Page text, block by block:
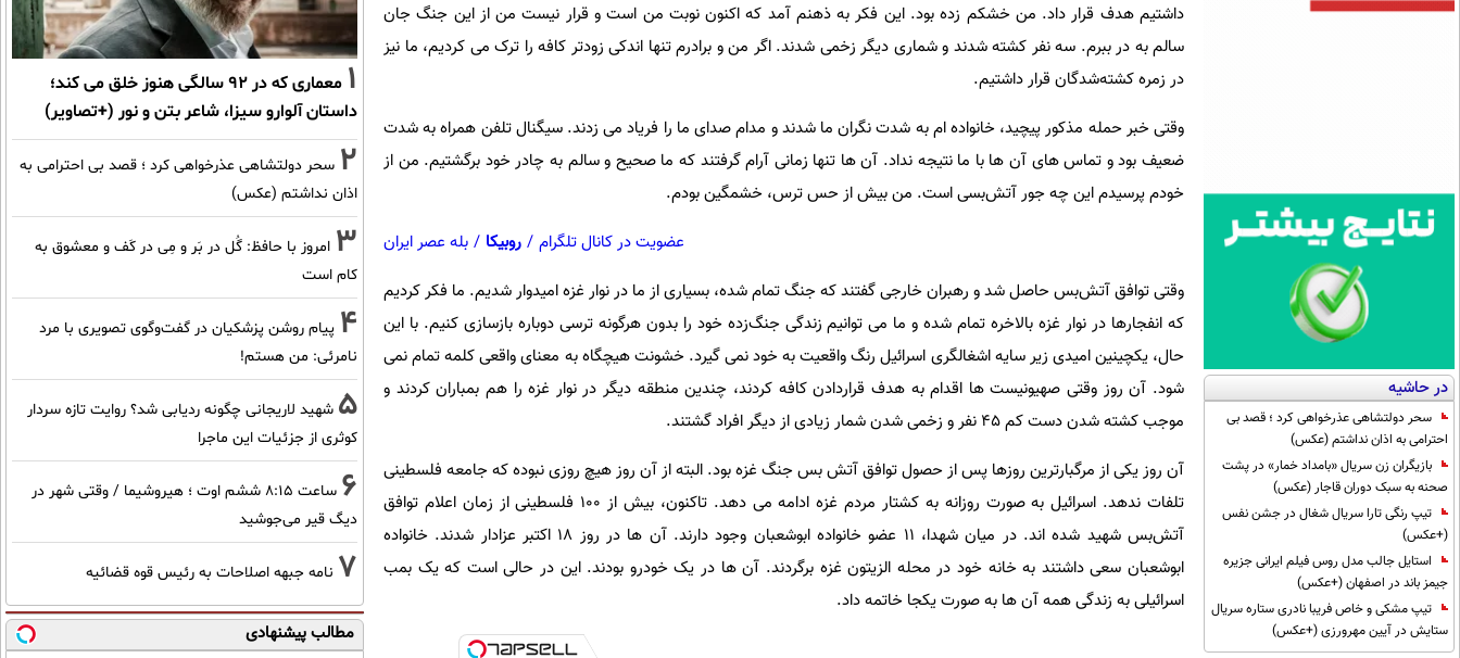
در حاشیه
سحر دولتشاهی عذرخواهی کرد ؛ قصد بی
احترامی به اذان نداشتم (عکس)
بازیگران زن سریال «بامداد خمار» در پشت
صحنه به سبک دوران قاجار (عکس)
تیپ رنگی تارا سریال شغال در جشن نفس
(+عکس)
استایل جالب مدل روس فیلم ایرانی جزیره
جیمز باند در اصفهان (+عکس)
تیپ مشکی و خاص فریبا نادری ستاره سریال
ستایش در آیین مهرورزی (+عکس)
داشتیم هدف قرار داد. من خشکم زده بود. این فکر به ذهنم آمد که اکنون نوبت من است و قرار نیست من از این جنگ جان
سالم به در ببرم. سه نفر کشته شدند و شماری دیگر زخمی شدند. اگر من و برادرم تنها اندکی زودتر کافه را ترک می کردیم، ما نیز
در زمره کشته‌شدگان قرار داشتیم.
وقتی خبر حمله مذکور پیچید، خانواده ام به شدت نگران ما شدند و مدام صدای ما را فریاد می زدند. سیگنال تلفن همراه به شدت
ضعیف بود و تماس های آن ها با ما نتیجه نداد. آن ها تنها زمانی آرام گرفتند که ما صحیح و سالم به چادر خود برگشتیم. من از
خودم پرسیدم این چه جور آتش‌بسی است. من بیش از حس ترس، خشمگین بودم.
عضویت در کانال تلگرام / روبیکا / بله عصر ایران
وقتی توافق آتش‌بس حاصل شد و رهبران خارجی گفتند که جنگ تمام شده، بسیاری از ما در نوار غزه امیدوار شدیم. ما فکر کردیم
که انفجارها در نوار غزه بالاخره تمام شده و ما می توانیم زندگی جنگ‌زده خود را بدون هرگونه ترسی دوباره بازسازی کنیم. با این
حال، یکچینین امیدی زیر سایه اشغالگری اسرائیل رنگ واقعیت به خود نمی گیرد. خشونت هیچگاه به معنای واقعی کلمه تمام نمی
شود. آن روز وقتی صهیونیست ها اقدام به هدف قرار‌دادن کافه کردند، چندین منطقه دیگر در نوار غزه را هم بمباران کردند و
موجب کشته شدن دست کم 45 نفر و زخمی شدن شمار زیادی از دیگر افراد گشتند.
آن روز یکی از مرگبارترین روزها پس از حصول توافق آتش بس جنگ غزه بود. البته از آن روز هیچ روزی نبوده که جامعه فلسطینی
تلفات ندهد. اسرائیل به صورت روزانه به کشتار مردم غزه ادامه می دهد. تاکنون، بیش از 100 فلسطینی از زمان اعلام توافق
آتش‌بس شهید شده اند. در میان شهدا، 11 عضو خانواده ابوشعبان وجود دارند. آن ها در روز 18 اکتبر عزادار شدند. خانواده
ابوشعبان سعی داشتند به خانه خود در محله الزیتون غزه برگردند. آن ها در یک خودرو بودند. این در حالی است که یک بمب
اسرائیلی به زندگی همه آن ها به صورت یکجا خاتمه داد.
1
معماری که در 92 سالگی هنوز خلق می کند؛
داستان آلوارو سیزا، شاعر بتن و نور (+تصاویر)
2 سحر دولتشاهی عذرخواهی کرد ؛ قصد بی احترامی به
اذان نداشتم (عکس)
3 امروز با حافظ: گُل در بَر و مِی در کَف و معشوق به
کام است
4 پیام روشن پزشکیان در گفت‌و‌گوی تصویری با مرد
نامرئی: من هستم!
5 شهید لاریجانی چگونه ردیابی شد؟ روایت تازه سردار
کوثری از جزئیات این ماجرا
6
ساعت ۸:۱۵ ششم اوت ؛ هیروشیما / وقتی شهر در
دیگ قیر می‌جوشید
7 نامه جبهه اصلاحات به رئیس قوه قضائیه
مطالب پیشنهادی